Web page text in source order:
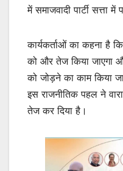
में समाजवादी पार्टी सत्ता में
कार्यकर्ताओं का कहना है
को और तेज किया जाएगा
को जोड़ने का काम किया
इस राजनीतिक पहल ने
तेज कर दिया है।